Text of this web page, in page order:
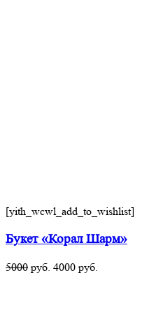
[yith_wcwl_add_to_wishlist]
Букет «Корал Шарм»
5000 руб. 4000 руб.